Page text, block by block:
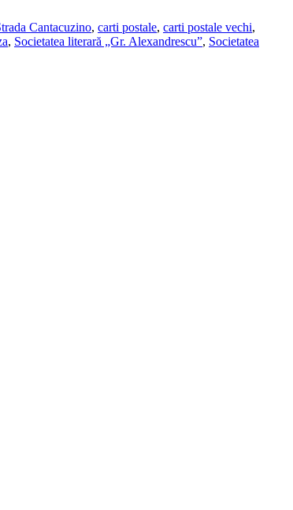
Cantacuzino, carti postale, carti postale vechi,
, Societatea literară „Gr. Alexandrescu”, Societatea